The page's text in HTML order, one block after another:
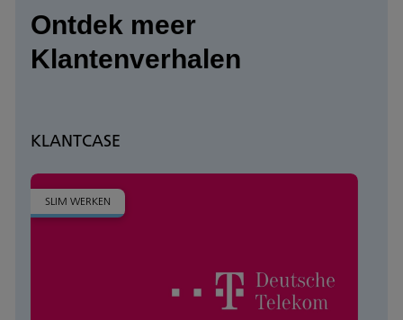
Ontdek meer
Klantenverhalen
KLANTCASE
SLIM WERKEN